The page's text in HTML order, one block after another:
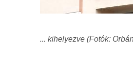
... kihelyezve (Fotók: